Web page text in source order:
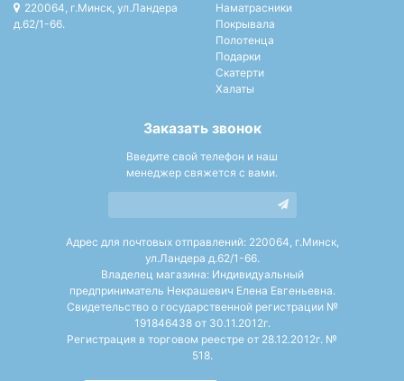
220064, г.Минск, ул.Ландера
д.62/1-66.
Наматрасники
Покрывала
Полотенца
Подарки
Скатерти
Халаты
Заказать звонок
Введите свой телефон и наш
менеджер свяжется с вами.
Адрес для почтовых отправлений: 220064, г.Минск,
ул.Ландера д.62/1-66.
Владелец магазина: Индивидуальный
предприниматель Некрашевич Елена Евгеньевна.
Свидетельство о государственной регистрации №
191846438 от 30.11.2012г.
Регистрация в торговом реестре от 28.12.2012г. №
518.